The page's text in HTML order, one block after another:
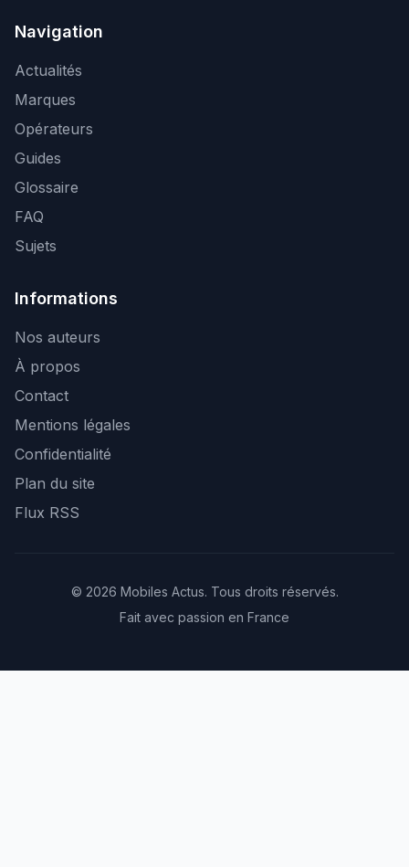
Navigation
Actualités
Marques
Opérateurs
Guides
Glossaire
FAQ
Sujets
Informations
Nos auteurs
À propos
Contact
Mentions légales
Confidentialité
Plan du site
Flux RSS
© 2026 Mobiles Actus. Tous droits réservés.
Fait avec passion en France